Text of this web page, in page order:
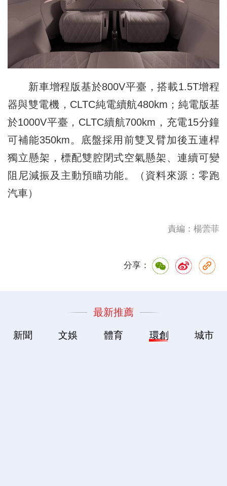
新車增程版基於800V平臺，搭載1.5T增程
器與雙電機，CLTC純電續航480km；純電版基
於1000V平臺，CLTC續航700km，充電15分鐘
可補能350km。底盤採用前雙叉臂加後五連桿
獨立懸架，標配雙腔閉式空氣懸架、連續可變
阻尼減振及主動預瞄功能。（資料來源：零跑
汽車）
責編：楊蕓菲
分享：
最新推薦
新聞 文娛 體育 環創 城市